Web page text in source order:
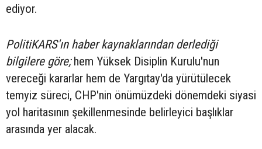
ediyor.
PolitiKARS'ın haber kaynaklarından derlediği
bilgilere göre;hem Yüksek Disiplin Kurulu'nun
vereceği kararlar hem de Yargıtay'da yürütülecek
temyiz süreci, CHP'nin önümüzdeki dönemdeki siyasi
yol haritasının şekillenmesinde belirleyici başlıklar
arasında yer alacak.